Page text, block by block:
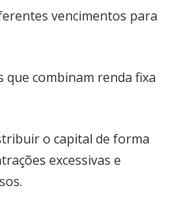
vencimentos para
que combinam renda fixa
o capital de forma
excessivas e